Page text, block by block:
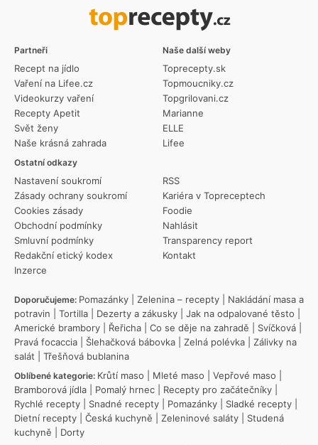
Partneři
Recept na jídlo
Vaření na Lifee.cz
Videokurzy vaření
Recepty Apetit
Svět ženy
Naše krásná zahrada
Ostatní odkazy
Nastavení soukromí
Zásady ochrany soukromí
Cookies zásady
Obchodní podmínky
Smluvní podmínky
Redakční etický kodex
Inzerce
RSS
Kariéra v Topreceptech
Foodie
Nahlásit
Transparency report
Kontakt
Naše další weby
Toprecepty.sk
Topmoucniky.cz
Topgrilovani.cz
Marianne
ELLE
Lifee
Doporučujeme: Pomazánky Zelenina – recepty
Nakládání masa a
potravin
Tortilla Dezerty a zákusky Jak na odpalované těsto
Americké brambory
Řeřicha Co se děje na zahradě Svíčková
Pravá focaccia
Šlehačková bábovka Zelná polévka
Zálivky na
salát
Třešňová bublanina
Oblíbené kategorie: Krůtí maso Mleté maso Vepřové maso
Bramborová jídla
Pomalý hrnec Recepty pro začátečníky
Rychlé recepty
Snadné recepty Pomazánky Sladké recepty
Dietní recepty
Česká kuchyně Zeleninové saláty
Studená
kuchyně
Dorty